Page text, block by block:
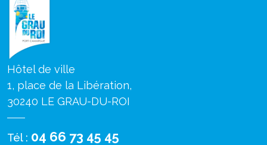
Hôtel de ville
1, place de la Libération,
30240 LE GRAU-DU-ROI
Tél : 04 66 73 45 45